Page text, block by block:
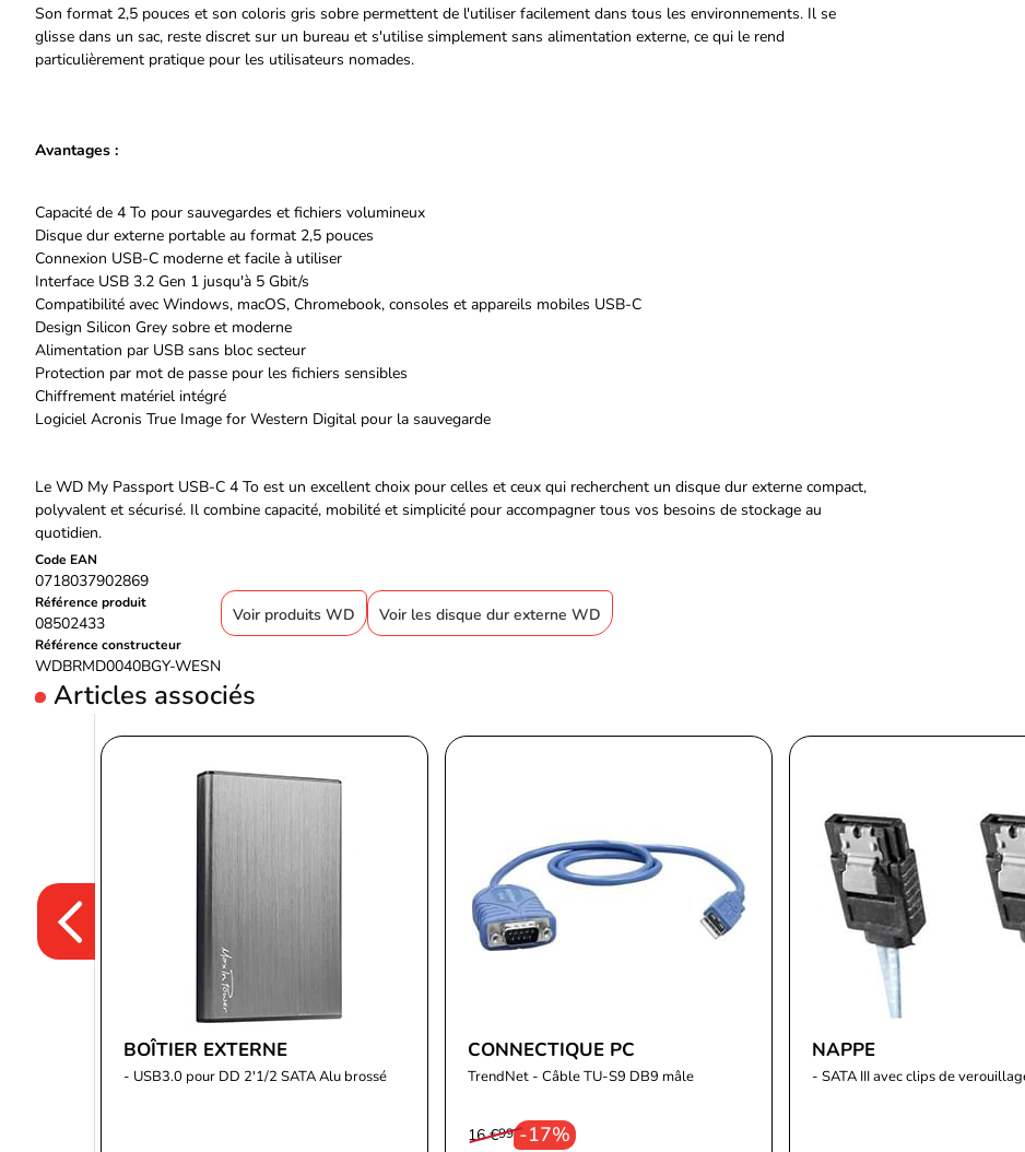
Son format 2,5 pouces et son coloris gris sobre permettent de l'utiliser facilement dans tous les environnements. Il se
glisse dans un sac, reste discret sur un bureau et s'utilise simplement sans alimentation externe, ce qui le rend
particulièrement pratique pour les utilisateurs nomades.
Avantages :
Capacité de 4 To pour sauvegardes et fichiers volumineux
Disque dur externe portable au format 2,5 pouces
Connexion USB-C moderne et facile à utiliser
Interface USB 3.2 Gen 1 jusqu'à 5 Gbit/s
Compatibilité avec Windows, macOS, Chromebook, consoles et appareils mobiles USB-C
Design Silicon Grey sobre et moderne
Alimentation par USB sans bloc secteur
Protection par mot de passe pour les fichiers sensibles
Chiffrement matériel intégré
Logiciel Acronis True Image for Western Digital pour la sauvegarde
Le WD My Passport USB-C 4 To est un excellent choix pour celles et ceux qui recherchent un disque dur externe compact,
polyvalent et sécurisé. Il combine capacité, mobilité et simplicité pour accompagner tous vos besoins de stockage au
quotidien.
Code EAN
0718037902869
Référence produit
08502433
Référence constructeur
WDBRMD0040BGY-WESN
Voir produits WD Voir les disque dur externe WD
Articles associés
BOÎTIER EXTERNE
- USB3.0 pour DD 2'1/2 SATA Alu brossé
CONNECTIQUE PC
TrendNet - Câble TU-S9 DB9 mâle
-17%
16 €99
NAPPE
- SATA III avec clips de